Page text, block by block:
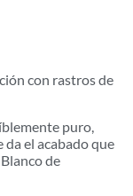
con rastros de
puro,
el acabado que
de